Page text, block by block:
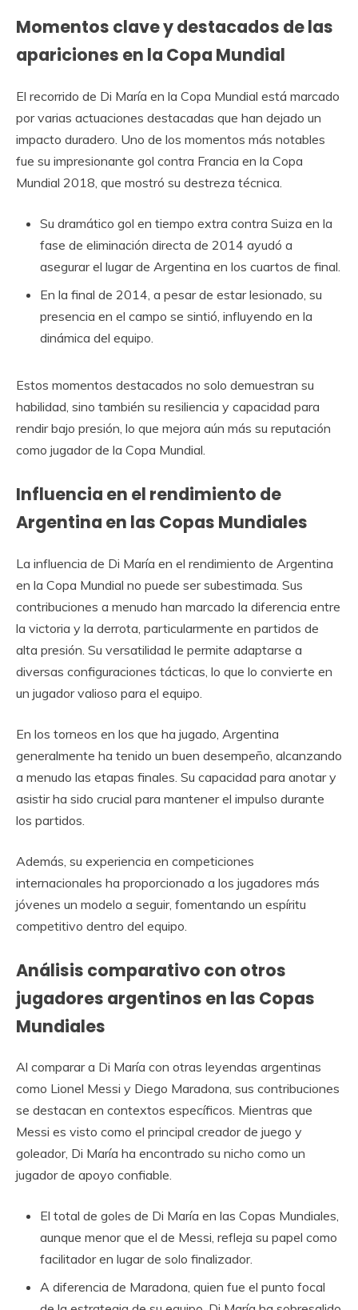
Momentos clave y destacados de las
apariciones en la Copa Mundial
El recorrido de Di María en la Copa Mundial está marcado
por varias actuaciones destacadas que han dejado un
impacto duradero. Uno de los momentos más notables
fue su impresionante gol contra Francia en la Copa
Mundial 2018, que mostró su destreza técnica.
Su dramático gol en tiempo extra contra Suiza en la
fase de eliminación directa de 2014 ayudó a
asegurar el lugar de Argentina en los cuartos de final.
En la final de 2014, a pesar de estar lesionado, su
presencia en el campo se sintió, influyendo en la
dinámica del equipo.
Estos momentos destacados no solo demuestran su
habilidad, sino también su resiliencia y capacidad para
rendir bajo presión, lo que mejora aún más su reputación
como jugador de la Copa Mundial.
Influencia en el rendimiento de
Argentina en las Copas Mundiales
La influencia de Di María en el rendimiento de Argentina
en la Copa Mundial no puede ser subestimada. Sus
contribuciones a menudo han marcado la diferencia entre
la victoria y la derrota, particularmente en partidos de
alta presión. Su versatilidad le permite adaptarse a
diversas configuraciones tácticas, lo que lo convierte en
un jugador valioso para el equipo.
En los torneos en los que ha jugado, Argentina
generalmente ha tenido un buen desempeño, alcanzando
a menudo las etapas finales. Su capacidad para anotar y
asistir ha sido crucial para mantener el impulso durante
los partidos.
Además, su experiencia en competiciones
internacionales ha proporcionado a los jugadores más
jóvenes un modelo a seguir, fomentando un espíritu
competitivo dentro del equipo.
Análisis comparativo con otros
jugadores argentinos en las Copas
Mundiales
Al comparar a Di María con otras leyendas argentinas
como Lionel Messi y Diego Maradona, sus contribuciones
se destacan en contextos específicos. Mientras que
Messi es visto como el principal creador de juego y
goleador, Di María ha encontrado su nicho como un
jugador de apoyo confiable.
El total de goles de Di María en las Copas Mundiales,
aunque menor que el de Messi, refleja su papel como
facilitador en lugar de solo finalizador.
A diferencia de Maradona, quien fue el punto focal